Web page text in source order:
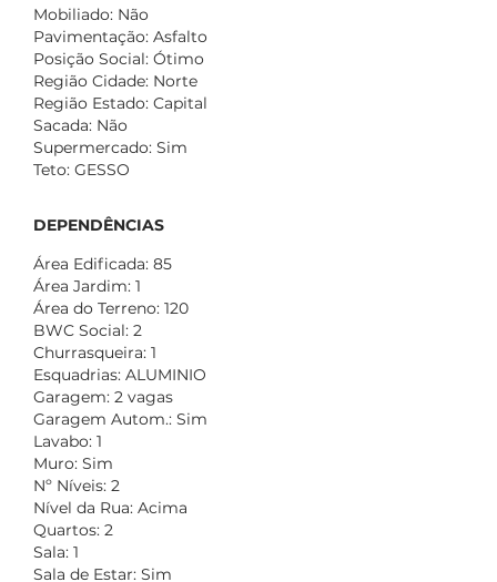
Mobiliado: Não
Pavimentação: Asfalto
Posição Social: Ótimo
Região Cidade: Norte
Região Estado: Capital
Sacada: Não
Supermercado: Sim
Teto: GESSO
DEPENDÊNCIAS
Área Edificada: 85
Área Jardim: 1
Área do Terreno: 120
BWC Social: 2
Churrasqueira: 1
Esquadrias: ALUMINIO
Garagem: 2 vagas
Garagem Autom.: Sim
Lavabo: 1
Muro: Sim
Nº Níveis: 2
Nível da Rua: Acima
Quartos: 2
Sala: 1
Sala de Estar: Sim